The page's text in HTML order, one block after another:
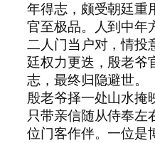
年得志，颇受朝廷重
官至极品。人到中年
二人门当户对，情投
廷权力更迭，殷老爷
志，最终归隐避世。
殷老爷择一处山水掩
只带亲信随从侍奉左
位门客作伴。一位是